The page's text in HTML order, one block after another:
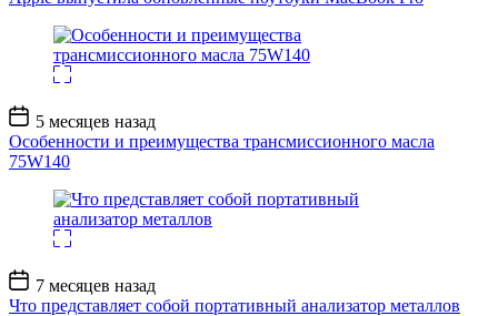
Дата
записи
5 месяцев назад
Особенности и преимущества трансмиссионного масла
75W140
Дата
записи
7 месяцев назад
Что представляет собой портативный анализатор металлов